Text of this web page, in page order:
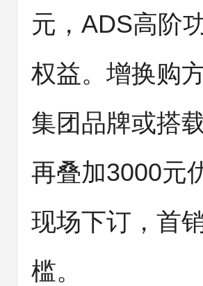
元，ADS高阶
权益。增换购
集团品牌或搭
再叠加3000元
现场下订，首
槛。